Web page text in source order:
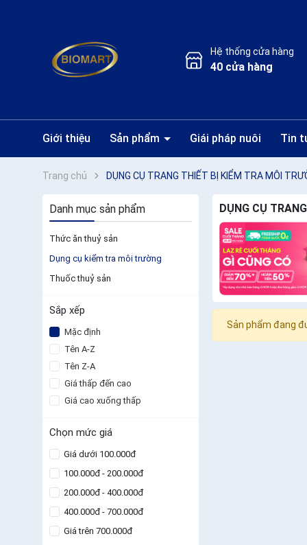
Hệ thống cửa hàng
40 cửa hàng
Giới thiệu Sản phẩm Giái pháp nuôi Tin
Trang chủ DỤNG CỤ TRANG THIẾT BỊ KIỂM TRA MÔI
Danh mục sản phẩm
Thức ăn thuỷ sản
Dụng cụ kiểm tra môi trường
Thuốc thuỷ sản
Sắp xếp
Mặc định
Tên A-Z
Tên Z-A
Giá thấp đến cao
Giá cao xuống thấp
Chọn mức giá
Giá dưới 100.000đ
100.000đ - 200.000đ
200.000đ - 400.000đ
400.000đ - 700.000đ
Giá trên 700.000đ
DỤNG CỤ
Sản phẩm đang